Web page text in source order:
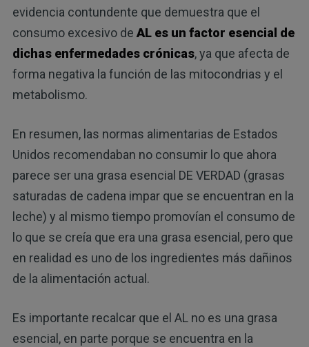
evidencia contundente que demuestra que el
consumo excesivo de AL es un factor esencial de
dichas enfermedades crónicas, ya que afecta de
forma negativa la función de las mitocondrias y el
metabolismo.
En resumen, las normas alimentarias de Estados
Unidos recomendaban no consumir lo que ahora
parece ser una grasa esencial DE VERDAD (grasas
saturadas de cadena impar que se encuentran en la
leche) y al mismo tiempo promovían el consumo de
lo que se creía que era una grasa esencial, pero que
en realidad es uno de los ingredientes más dañinos
de la alimentación actual.
Es importante recalcar que el AL no es una grasa
esencial, en parte porque se encuentra en la